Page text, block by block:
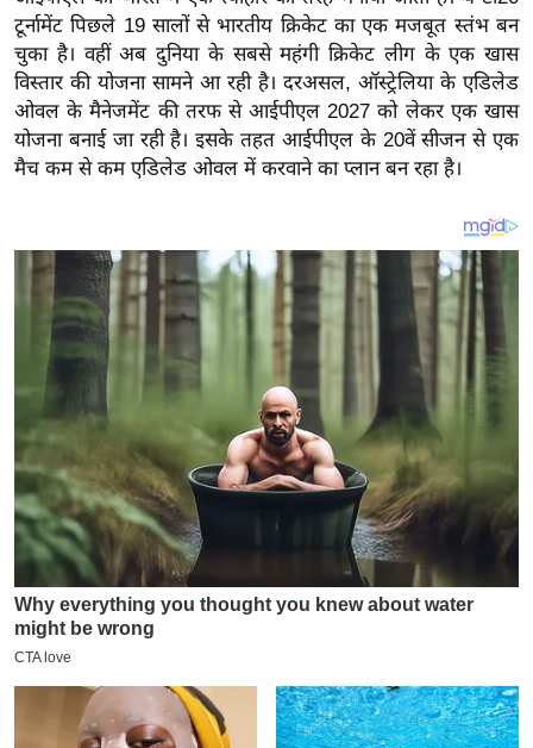
त
वि
शे
ष
ज्ञ
रा
ब
ज
ट
के
ट
I
P
2
0
2
टूर्नामेंट पिछले 19 सालों से भारतीय क्रिकेट का एक मजबूत स्तंभ बन
चुका है। वहीं अब दुनिया के सबसे महंगी क्रिकेट लीग के एक खास
विस्तार की योजना सामने आ रही है। दरअसल, ऑस्ट्रेलिया के एडिलेड
ओवल के मैनेजमेंट की तरफ से आईपीएल 2027 को लेकर एक खास
योजना बनाई जा रही है। इसके तहत आईपीएल के 20वें सीजन से एक
मैच कम से कम एडिलेड ओवल में करवाने का प्लान बन रहा है।